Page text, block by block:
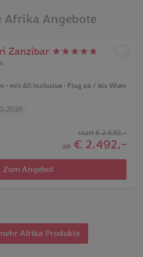
Afrika Angebote
Zanzibar ★★★★★
• mit All Inclusive • Flug ab / bis Wien
statt€ 2.630,-
ab € 2.492,-
Zum Angebot
Afrika Produkte